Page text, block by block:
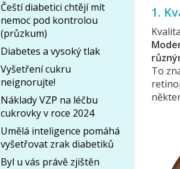
1.
To
Čeští diabetici chtějí mít
nemoc pod kontrolou
(průzkum)
Diabetes a vysoký tlak
Vyšetření cukru
neignorujte!
Náklady VZP na léčbu
cukrovky v roce 2024
Umělá inteligence pomáhá
vyšetřovat zrak diabetiků
Byl u vás právě zjištěn